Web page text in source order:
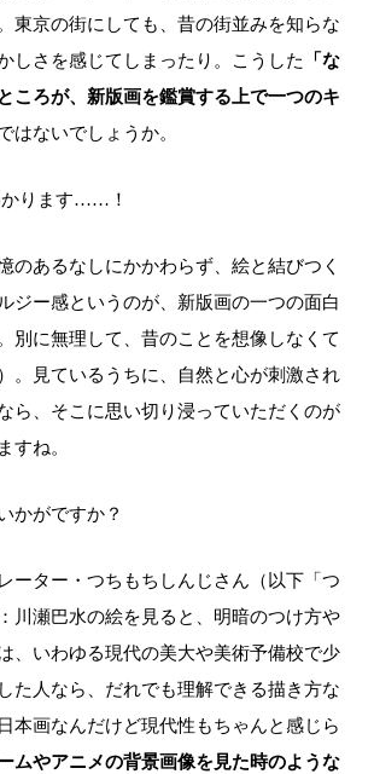
東京の街にしても、昔の街並みを知らな
しさを感じてしまったり。こうした
「な
ころが、新版画を鑑賞する上で一つのキ
はないでしょうか。
ります……！
のあるなしにかかわらず、絵と結びつく
ジー感というのが、新版画の一つの面白
別に無理して、昔のことを想像しなくて
。見ているうちに、自然と心が刺激され
ら、そこに思い切り浸っていただくのが
すね。
かがですか？
ーター・つちもちしんじさん（以下「つ
川瀬巴水の絵を見ると、明暗のつけ方や
、いわゆる現代の美大や美術予備校で少
た人なら、だれでも理解できる描き方な
本画なんだけど現代性もちゃんと感じら
ムやアニメの背景画像を見た時のような